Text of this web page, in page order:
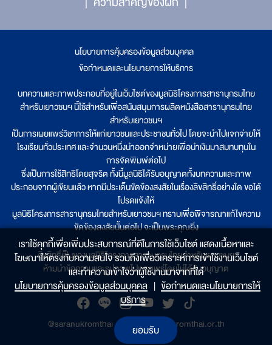
นโยบายการคุ้มครองข้อมูลส่วนบุคคล
ข้อกำหนดและนโยบายการให้บริการ
บทความและภาพประกอบที่อยู่ในเว็บไซต์ของมูลนิธิโครงการสารานุกรมไทย
สำหรับเยาวชนฯ นี้ใช้สำหรับเพื่อสนับสนุนการผลิตหนังสือสารานุกรมไทย
สำหรับเยาวชนฯ
เป็นการเผยแพร่วิชาการให้แก่เยาวชนและประชาชนทั่วไป โดยจะนำไปแจกจ่ายให้
โรงเรียนทั่วประเทศ และจำนวนหนึ่งนำออกจำหน่ายเพื่อนำเงินมาสมทบทุนใน
การจัดพิมพ์ต่อไป
ซึ่งเป็นการใช้สิทธิโดยสุจริต ทั้งนี้มูลนิธิได้รับอนุญาตทั้งบทความและภาพ
ประกอบจากผู้เขียนแล้ว หากมีประเด็นขัดข้องสงสัยในเรื่องลิขสิทธิ์อย่างใด ขอได้
โปรดแจ้งให้
มูลนิธิโครงการสารานุกรมไทยสำหรับเยาวชนฯ ทราบเพื่อพิจารณาแก้ไขความ
ขัดข้องสงสัยนั้นต่อไป จะเป็นพระคุณยิ่ง
ลิขสิทธิ์เป็นของมูลนิธิโครงการสารานุกรมไทยสำหรับเยาวชนฯ
ห้ามนำข้อความและรูปภาพไปเผยแพร่โดยไม่ได้รับอนุญาต
@saranukromthai | www.saranukromthai.or.th
เราใช้คุกกี้เพื่อเพิ่มประสบการณ์ที่ดีในการใช้เว็บไซต์ แสดงเนื้อหาและ
โฆษณาให้ตรงกับความสนใจ รวมถึงเพื่อวิเคราะห์การเข้าใช้งานเว็บไซต์
และทำความเข้าใจว่าผู้ใช้งานมาจากที่ใด๋
นโยบายการคุ้มครองข้อมูลส่วนบุคคล | ข้อกำหนดและนโยบายการให้
บริการ
ยอมรับ